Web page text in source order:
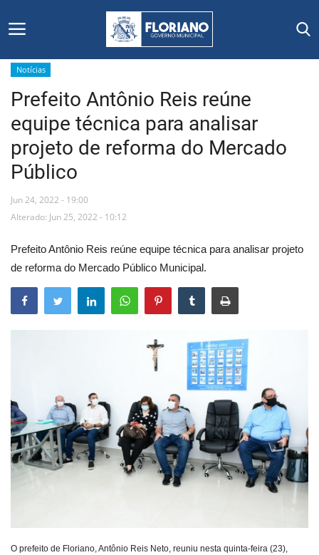
Início
Editais
Floriano
Secretarias e Órgãos
Mural de Licitações
Vídeos
Notícias
Prefeito Antônio Reis reúne
equipe técnica para analisar
projeto de reforma do Mercado
Público
Jun 24, 2022 - 19:00
Alterado: Jun 25, 2022 - 10:12
Prefeito Antônio Reis reúne equipe técnica para analisar projeto
de reforma do Mercado Público Municipal.
O prefeito de Floriano, Antônio Reis Neto, reuniu nesta quinta-feira (23),